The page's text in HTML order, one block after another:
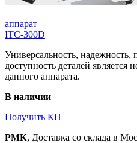
аппарат
ITC-300D
Универсальность, надежность,
доступность деталей
данного аппарата.
В наличии
Получить КП
РМК, Доставка со склада в